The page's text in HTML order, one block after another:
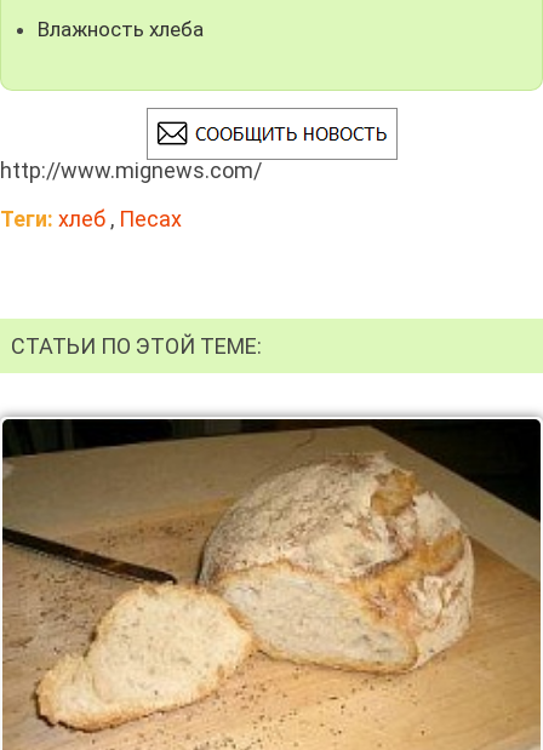
Влажность хлеба
http://www.mignews.com/
Теги: хлеб , Песах
СТАТЬИ ПО ЭТОЙ ТЕМЕ: